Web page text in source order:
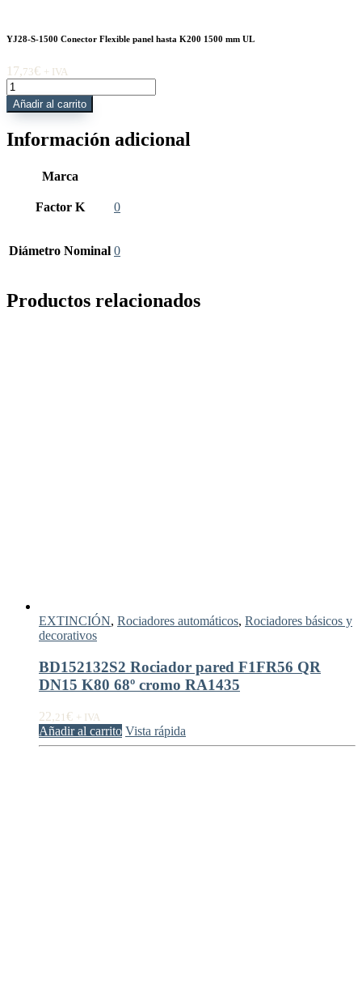
YJ28-S-1500 Conector Flexible panel hasta K200 1500 mm UL
17,73€ + IVA
YJ28-
S-
1500
Flexible
cantidad
Añadir al carrito
Información adicional
Marca
Factor K 0
Diámetro Nominal 0
Productos relacionados
EXTINCIÓN, Rociadores automáticos, Rociadores básicos y
decorativos
BD152132S2 Rociador pared F1FR56 QR
DN15 K80 68º cromo RA1435
22,21 € + IVA
Añadir al carrito Vista rápida